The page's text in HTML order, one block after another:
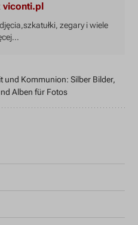
viconti.pl
szkatułki, zegary i wiele
und Kommunion: Silber Bilder,
Alben für Fotos